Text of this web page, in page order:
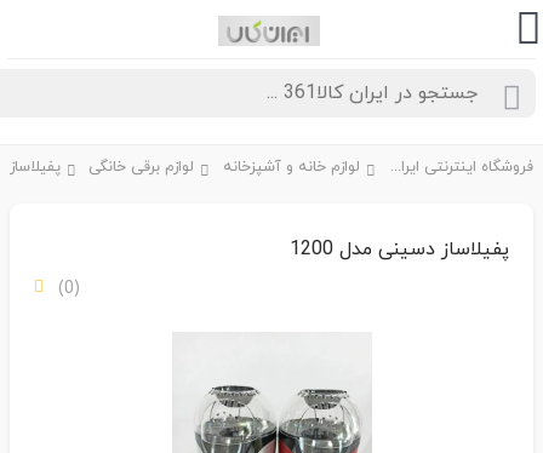
فروشگاه اینترنتی ایران کالا361 لوازم خانه و آشپزخانه لوازم برقی خانگی پفیلاساز
پفیلاساز دسینی مدل 1200